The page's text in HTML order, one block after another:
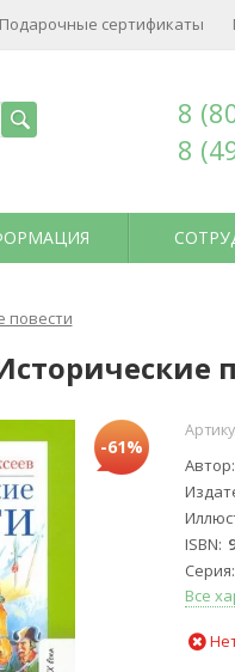
Подарочные сертификаты
8
8
повести
-61%
Автор
ISBN
Серия
Все